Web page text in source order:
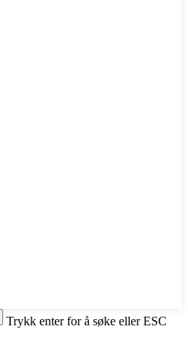
Trykk enter for å søke eller ESC